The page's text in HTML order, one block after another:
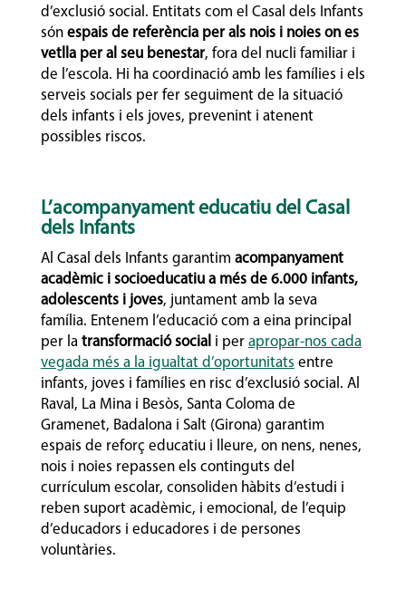
d’exclusió social. Entitats com el Casal dels Infants
són espais de referència per als nois i noies on es
vetlla per al seu benestar, fora del nucli familiar i
de l’escola. Hi ha coordinació amb les famílies i els
serveis socials per fer seguiment de la situació
dels infants i els joves, prevenint i atenent
possibles riscos.
L’acompanyament educatiu del Casal
dels Infants
Al Casal dels Infants garantim acompanyament
acadèmic i socioeducatiu a més de 6.000 infants,
adolescents i joves, juntament amb la seva
família. Entenem l’educació com a eina principal
per la transformació social i per apropar-nos cada
vegada més a la igualtat d’oportunitats entre
infants, joves i famílies en risc d’exclusió social. Al
Raval, La Mina i Besòs, Santa Coloma de
Gramenet, Badalona i Salt (Girona) garantim
espais de reforç educatiu i lleure, on nens, nenes,
nois i noies repassen els continguts del
currículum escolar, consoliden hàbits d’estudi i
reben suport acadèmic, i emocional, de l’equip
d’educadors i educadores i de persones
voluntàries.